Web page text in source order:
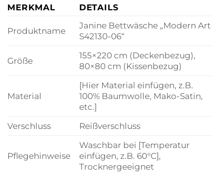
MERKMAL DETAILS
Produktname
Janine Bettwäsche „Modern Art
S42130-06“
Größe
155×220 cm (Deckenbezug),
80×80 cm (Kissenbezug)
Material
[Hier Material einfügen, z.B.
100% Baumwolle, Mako-Satin,
etc.]
Verschluss
Reißverschluss
Pflegehinweise
Waschbar bei [Temperatur
einfügen, z.B. 60°C],
Trocknergeeignet